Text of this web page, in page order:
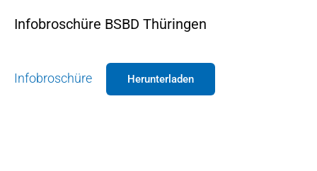
Infobroschüre BSBD Thüringen
Infobroschüre Herunterladen